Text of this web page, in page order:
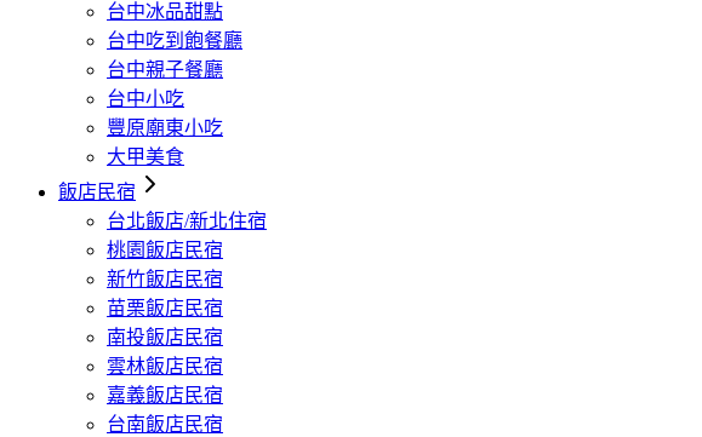
台中冰品甜點
台中吃到飽餐廳
台中親子餐廳
台中小吃
豐原廟東小吃
大甲美食
飯店民宿
台北飯店/新北住宿
桃園飯店民宿
新竹飯店民宿
苗栗飯店民宿
南投飯店民宿
雲林飯店民宿
嘉義飯店民宿
台南飯店民宿